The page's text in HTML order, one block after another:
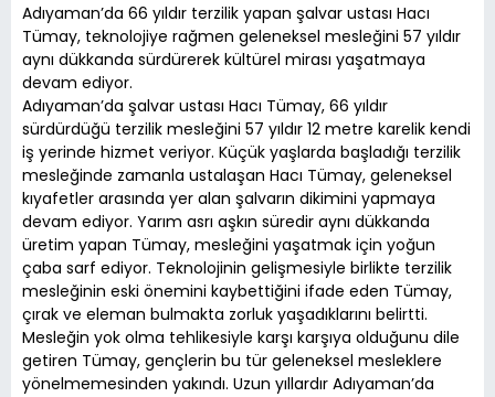
Adıyaman’da 66 yıldır terzilik yapan şalvar ustası Hacı
Tümay, teknolojiye rağmen geleneksel mesleğini 57 yıldır
aynı dükkanda sürdürerek kültürel mirası yaşatmaya
devam ediyor.
Adıyaman’da şalvar ustası Hacı Tümay, 66 yıldır
sürdürdüğü terzilik mesleğini 57 yıldır 12 metre karelik kendi
iş yerinde hizmet veriyor. Küçük yaşlarda başladığı terzilik
mesleğinde zamanla ustalaşan Hacı Tümay, geleneksel
kıyafetler arasında yer alan şalvarın dikimini yapmaya
devam ediyor. Yarım asrı aşkın süredir aynı dükkanda
üretim yapan Tümay, mesleğini yaşatmak için yoğun
çaba sarf ediyor. Teknolojinin gelişmesiyle birlikte terzilik
mesleğinin eski önemini kaybettiğini ifade eden Tümay,
çırak ve eleman bulmakta zorluk yaşadıklarını belirtti.
Mesleğin yok olma tehlikesiyle karşı karşıya olduğunu dile
getiren Tümay, gençlerin bu tür geleneksel mesleklere
yönelmemesinden yakındı. Uzun yıllardır Adıyaman’da